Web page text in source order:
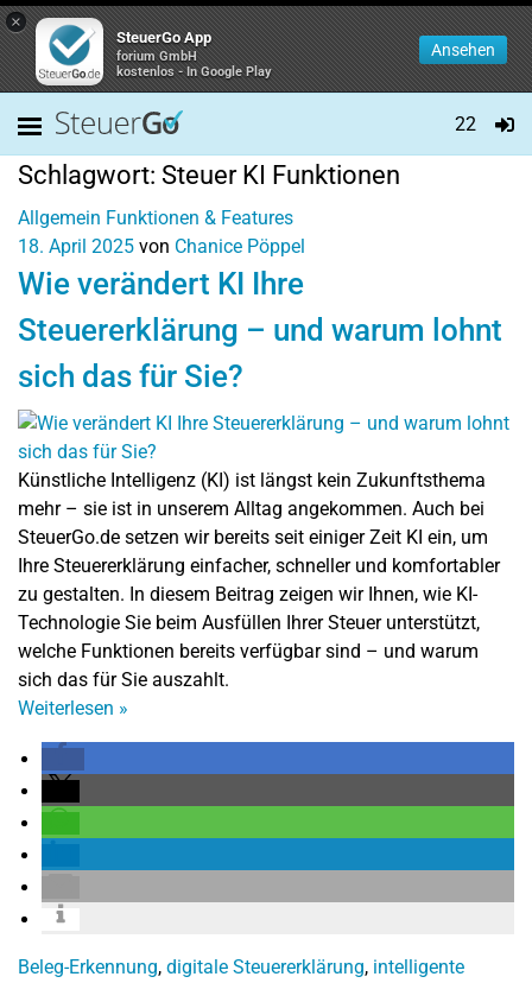
×
SteuerGo App
forium GmbH
kostenlos - In Google Play
Ansehen
22
Schlagwort: Steuer KI Funktionen
Allgemein Funktionen & Features
18. April 2025 von Chanice Pöppel
Wie verändert KI Ihre
Steuererklärung – und warum lohnt
sich das für Sie?
Künstliche Intelligenz (KI) ist längst kein Zukunftsthema
mehr – sie ist in unserem Alltag angekommen. Auch bei
SteuerGo.de setzen wir bereits seit einiger Zeit KI ein, um
Ihre Steuererklärung einfacher, schneller und komfortabler
zu gestalten. In diesem Beitrag zeigen wir Ihnen, wie KI-
Technologie Sie beim Ausfüllen Ihrer Steuer unterstützt,
welche Funktionen bereits verfügbar sind – und warum
sich das für Sie auszahlt.
Weiterlesen »
Beleg-Erkennung, digitale Steuererklärung, intelligente